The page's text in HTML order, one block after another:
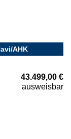
AHK
43.499,00 €
ausweisbar